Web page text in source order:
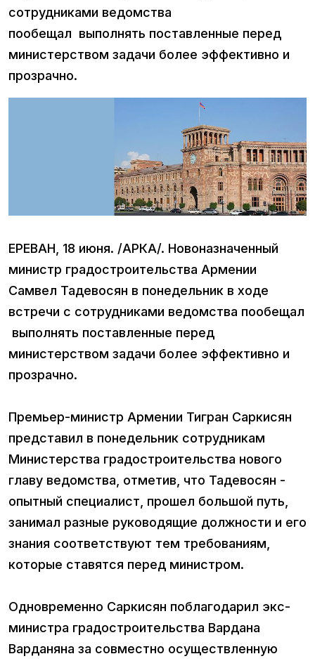
сотрудниками ведомства
пообещал выполнять поставленные перед
министерством задачи более эффективно и
прозрачно.
ЕРЕВАН, 18 июня. /АРКА/. Новоназначенный
министр градостроительства Армении
Самвел Тадевосян в понедельник в ходе
встречи с сотрудниками ведомства пообещал
выполнять поставленные перед
министерством задачи более эффективно и
прозрачно.
Премьер-министр Армении Тигран Саркисян
представил в понедельник сотрудникам
Министерства градостроительства нового
главу ведомства, отметив, что Тадевосян -
опытный специалист, прошел большой путь,
занимал разные руководящие должности и его
знания соответствуют тем требованиям,
которые ставятся перед министром.
Одновременно Саркисян поблагодарил экс-
министра градостроительства Вардана
Варданяна за совместно осуществленную